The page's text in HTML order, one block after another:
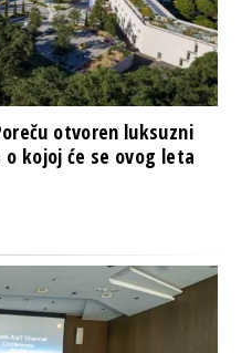
otvoren luksuzni
kojoj će se ovog leta